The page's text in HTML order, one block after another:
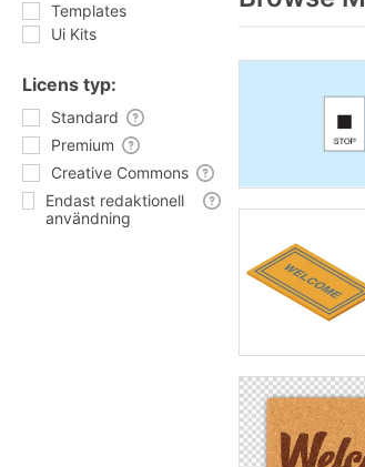
Templates
Ui Kits
Licens typ:
Standard
Premium
Creative Commons
Endast redaktionell
användning